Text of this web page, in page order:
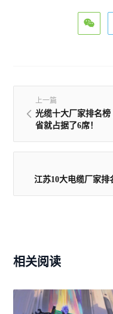
上一篇
光缆十大厂家排名
省就占据了6席！
江苏10大电缆厂家排
相关阅读